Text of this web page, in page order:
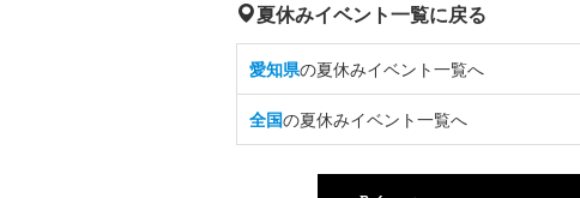
夏休みイベント一覧に戻る
愛知県の夏休みイベント一覧へ
全国の夏休みイベント一覧へ